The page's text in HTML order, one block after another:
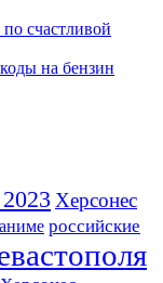
счастливой
на бензин
Херсонес
российские